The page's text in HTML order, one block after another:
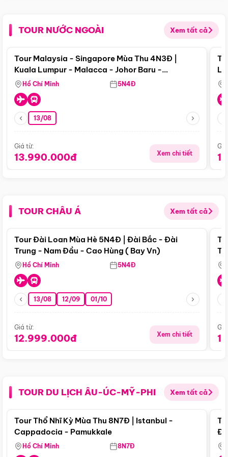
TOUR NƯỚC NGOÀI Xem tất cả
Điểm nổi bật
Tour Malaysia - Singapore Mùa Thu 4N3Đ |
Kuala Lumpur - Malacca - Johor Baru -
Singapore
Hồ Chí Minh 5N4Đ
13/08
Giá từ:
13.990.000đ Xem chi tiết
TOUR CHÂU Á Xem tất cả
Điểm nổi bật
Tour Đài Loan Mùa Hè 5N4Đ | Đài Bắc - Đài
Trung - Nam Đầu - Cao Hùng ( Bay Vn)
Hồ Chí Minh 5N4Đ
13/08 12/09 01/10
Giá từ:
12.999.000đ Xem chi tiết
TOUR DU LỊCH ÂU-ÚC-MỸ-PHI Xem tất cả
Điểm nổi bật
Tour Thổ Nhĩ Kỳ Mùa Thu 8N7Đ | Istanbul -
Cappadocia - Pamukkale
Hồ Chí Minh 8N7Đ